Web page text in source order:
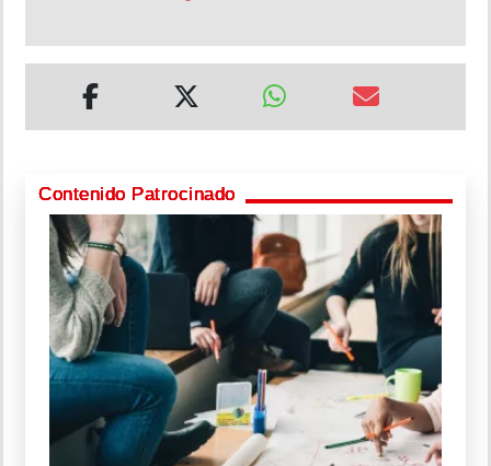
Contenido Patrocinado